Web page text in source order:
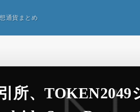
通貨まとめ
所、